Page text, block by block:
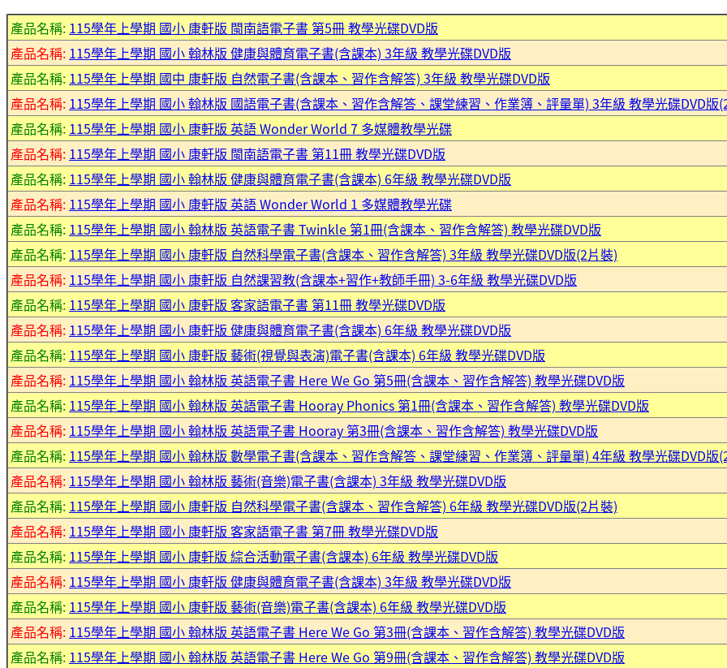
產品名稱: 115學年上學期 國小 康軒版 閩南語電子書 第5冊 教學光碟DVD版
產品名稱: 115學年上學期 國小 翰林版 健康與體育電子書(含課本) 3年級 教學光碟DVD版
產品名稱: 115學年上學期 國中 康軒版 自然電子書(含課本、習作含解答) 3年級 教學光碟DVD版
產品名稱: 115學年上學期 國小 翰林版 國語電子書(含課本、習作含解答、課堂練習、作業簿、評量單) 3年級 教學光碟DVD版
產品名稱: 115學年上學期 國小 康軒版 英語 Wonder World 7 多媒體教學光碟
產品名稱: 115學年上學期 國小 康軒版 閩南語電子書 第11冊 教學光碟DVD版
產品名稱: 115學年上學期 國小 翰林版 健康與體育電子書(含課本) 6年級 教學光碟DVD版
產品名稱: 115學年上學期 國小 康軒版 英語 Wonder World 1 多媒體教學光碟
產品名稱: 115學年上學期 國小 翰林版 英語電子書 Twinkle 第1冊(含課本、習作含解答) 教學光碟DVD版
產品名稱: 115學年上學期 國小 康軒版 自然科學電子書(含課本、習作含解答) 3年級 教學光碟DVD版(2片裝)
產品名稱: 115學年上學期 國小 康軒版 自然課習教(含課本+習作+教師手冊) 3-6年級 教學光碟DVD版
產品名稱: 115學年上學期 國小 康軒版 客家語電子書 第11冊 教學光碟DVD版
產品名稱: 115學年上學期 國小 康軒版 健康與體育電子書(含課本) 6年級 教學光碟DVD版
產品名稱: 115學年上學期 國小 康軒版 藝術(視覺與表演)電子書(含課本) 6年級 教學光碟DVD版
產品名稱: 115學年上學期 國小 翰林版 英語電子書 Here We Go 第5冊(含課本、習作含解答) 教學光碟DVD版
產品名稱: 115學年上學期 國小 翰林版 英語電子書 Hooray Phonics 第1冊(含課本、習作含解答) 教學光碟DVD版
產品名稱: 115學年上學期 國小 翰林版 英語電子書 Hooray 第3冊(含課本、習作含解答) 教學光碟DVD版
產品名稱: 115學年上學期 國小 翰林版 數學電子書(含課本、習作含解答、課堂練習、作業簿、評量單) 4年級 教學光碟DVD版
產品名稱: 115學年上學期 國小 翰林版 藝術(音樂)電子書(含課本) 3年級 教學光碟DVD版
產品名稱: 115學年上學期 國小 康軒版 自然科學電子書(含課本、習作含解答) 6年級 教學光碟DVD版(2片裝)
產品名稱: 115學年上學期 國小 康軒版 客家語電子書 第7冊 教學光碟DVD版
產品名稱: 115學年上學期 國小 康軒版 綜合活動電子書(含課本) 6年級 教學光碟DVD版
產品名稱: 115學年上學期 國小 康軒版 健康與體育電子書(含課本) 3年級 教學光碟DVD版
產品名稱: 115學年上學期 國小 康軒版 藝術(音樂)電子書(含課本) 6年級 教學光碟DVD版
產品名稱: 115學年上學期 國小 翰林版 英語電子書 Here We Go 第3冊(含課本、習作含解答) 教學光碟DVD版
產品名稱: 115學年上學期 國小 翰林版 英語電子書 Here We Go 第9冊(含課本、習作含解答) 教學光碟DVD版